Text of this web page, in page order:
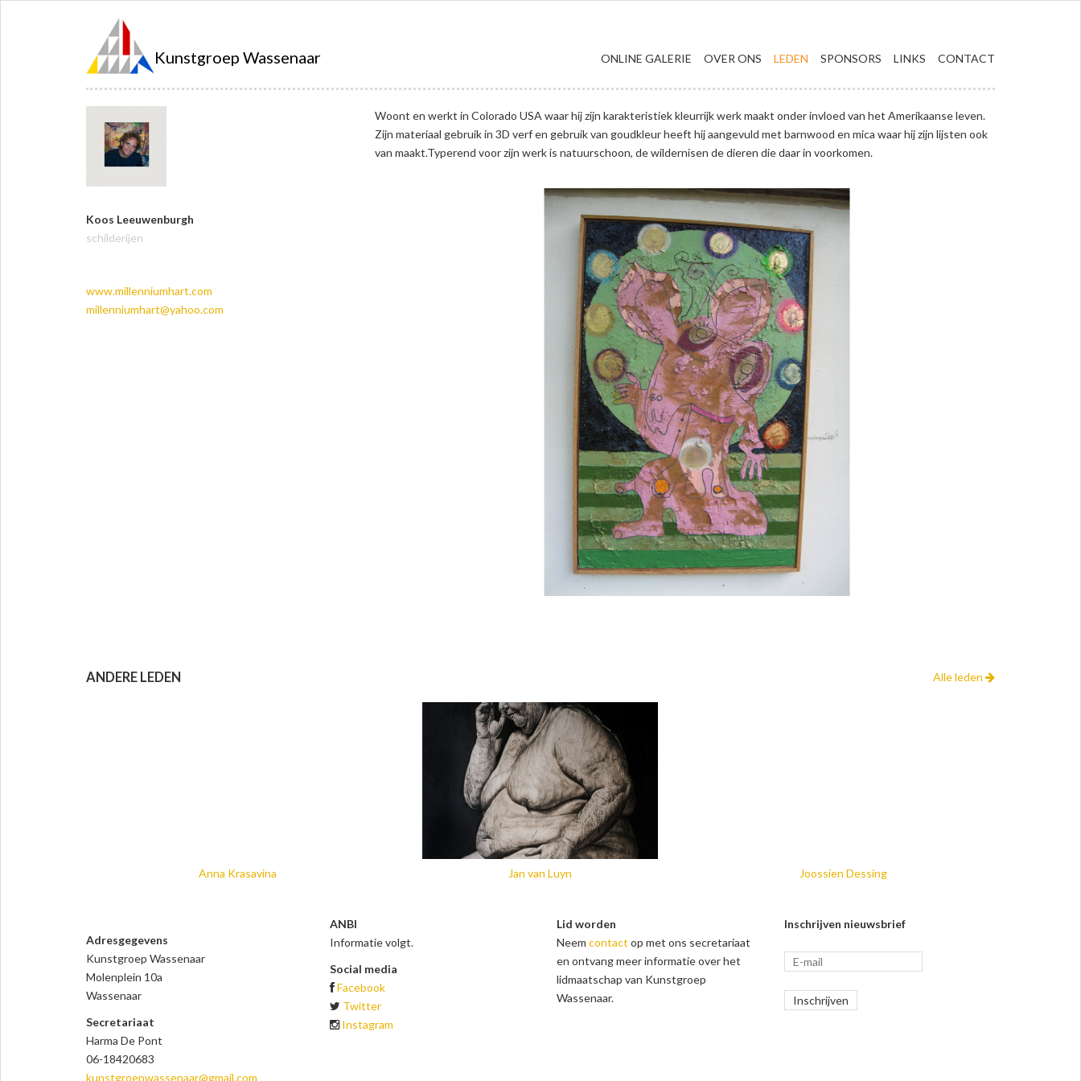
Kunstgroep Wassenaar ONLINE GALERIE OVER ONS LEDEN SPONSORS LINKS CONTACT
Koos Leeuwenburgh
schilderijen
www.millenniumhart.com
millenniumhart@yahoo.com
Woont en werkt in Colorado USA waar hij zijn karakteristiek kleurrijk werk maakt onder invloed van het Amerikaanse leven.
Zijn materiaal gebruik in 3D verf en gebruik van goudkleur heeft hij aangevuld met barnwood en mica waar hij zijn lijsten ook
van maakt.Typerend voor zijn werk is natuurschoon, de wildernisen de dieren die daar in voorkomen.
Alle leden
ANDERE LEDEN
Anna Krasavina Jan van Luyn Joossien Dessing
Adresgegevens
Kunstgroep Wassenaar
Molenplein 10a
Wassenaar
Secretariaat
Harma De Pont
06-18420683
kunstgroepwassenaar@gmail.com
ANBI
Informatie volgt.
Social media
Facebook
Twitter
Instagram
Lid worden
Neem contact op met ons secretariaat
en ontvang meer informatie over het
lidmaatschap van Kunstgroep
Wassenaar.
Inschrijven nieuwsbrief